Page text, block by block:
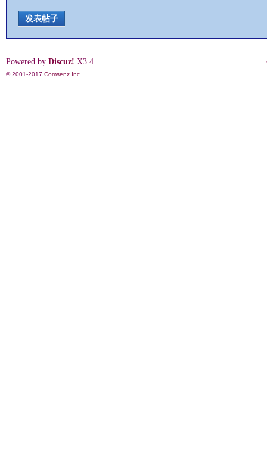
发表帖子
Powered by Discuz! X3.4
© 2001-2017 Comsenz Inc.